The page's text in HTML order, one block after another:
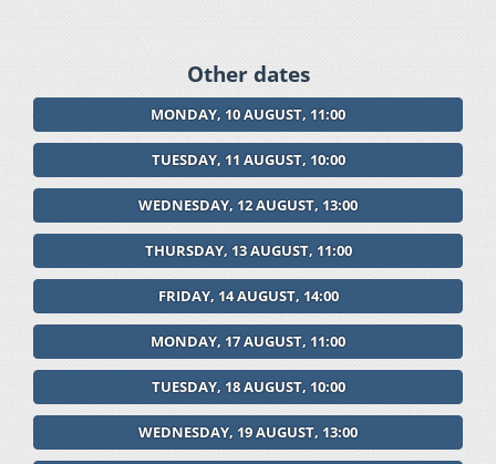
Other dates
MONDAY, 10 AUGUST, 11:00
TUESDAY, 11 AUGUST, 10:00
WEDNESDAY, 12 AUGUST, 13:00
THURSDAY, 13 AUGUST, 11:00
FRIDAY, 14 AUGUST, 14:00
MONDAY, 17 AUGUST, 11:00
TUESDAY, 18 AUGUST, 10:00
WEDNESDAY, 19 AUGUST, 13:00